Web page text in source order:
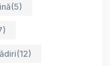
(5)
(12)